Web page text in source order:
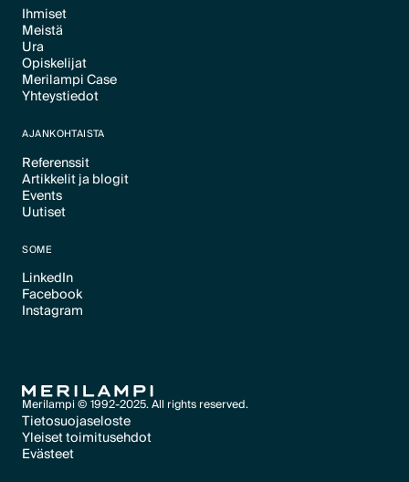
Ihmiset
Text Link
Meistä
Text Link
Ura
Text Link
Opiskelijat
Text Link
Merilampi Case
Text Link
Yhteystiedot
AJANKOHTAISTA
Referenssit
Text Link
Artikkelit ja blogit
Text Link
Events
Text Link
Uutiset
SOME
LinkedIn
Text Link
Facebook
Text Link
Instagram
Merilampi © 1992-2025. All rights reserved.
Tietosuojaseloste
Text Link
Yleiset toimitusehdot
Text Link
Evästeet